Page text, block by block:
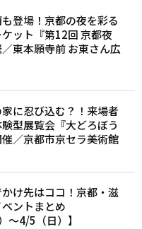
登場！京都の夜を彩る
ット『第12回 京都夜
東本願寺前 お東さん広
に忍び込む？！来場者
型展覧会『大どろぼう
／京都市京セラ美術館
け先はココ！京都・滋
ントまとめ
〜4/5（日）】